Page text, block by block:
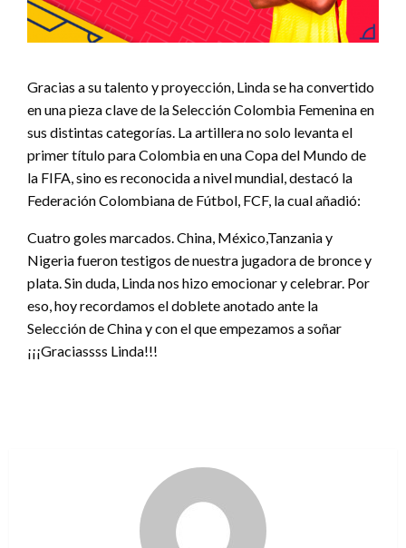
Gracias a su talento y proyección, Linda se ha convertido
en una pieza clave de la Selección Colombia Femenina en
sus distintas categorías. La artillera no solo levanta el
primer título para Colombia en una Copa del Mundo de
la FIFA, sino es reconocida a nivel mundial, destacó la
Federación Colombiana de Fútbol, FCF, la cual añadió:
Cuatro goles marcados. China, México,Tanzania y
Nigeria fueron testigos de nuestra jugadora de bronce y
plata. Sin duda, Linda nos hizo emocionar y celebrar. Por
eso, hoy recordamos el doblete anotado ante la
Selección de China y con el que empezamos a soñar
¡¡¡Graciassss Linda!!!